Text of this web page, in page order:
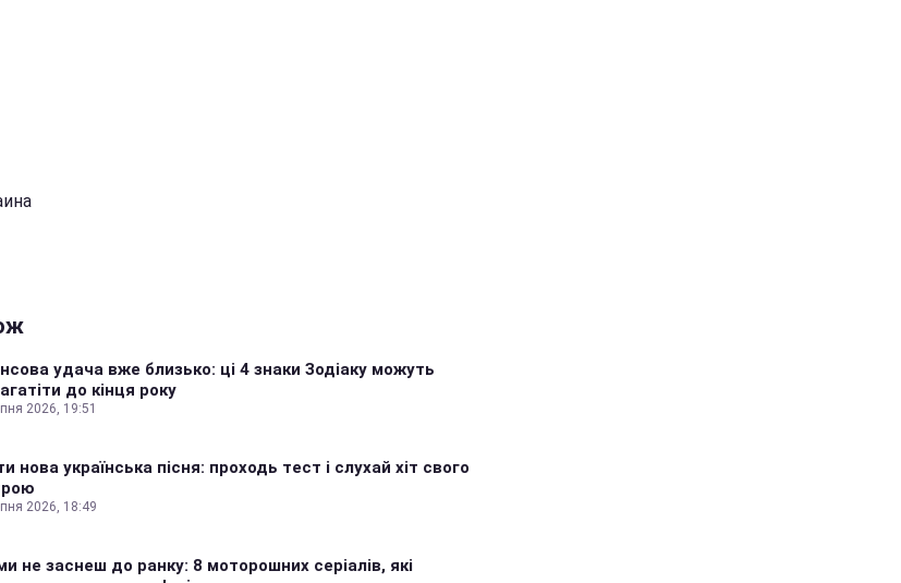
удача вже близько: ці 4 знаки Зодіаку можуть
до кінця року
2026, 19:51
нова українська пісня: проходь тест і слухай хіт свого
2026, 18:49
не заснеш до ранку: 8 моторошних серіалів, які